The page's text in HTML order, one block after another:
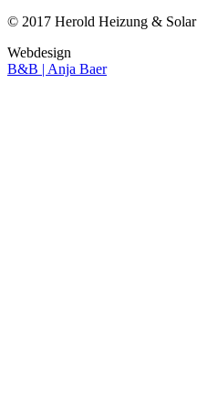
© 2017 Herold Heizung & Solar
Webdesign
B&B | Anja Baer